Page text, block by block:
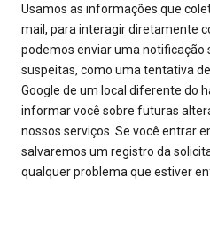
Usamos as informações que
mail, para interagir diretamente
podemos enviar uma notificação
suspeitas, como uma tentativa
Google de um local diferente do
informar você sobre futuras
nossos serviços. Se você entrar
salvaremos um registro da
qualquer problema que estiver